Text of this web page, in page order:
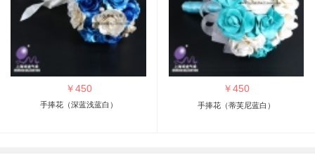
￥450
手捧花（深蓝浅蓝白）
￥450
手捧花（蒂芙尼蓝白）